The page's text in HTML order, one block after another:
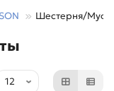
Шестерня/